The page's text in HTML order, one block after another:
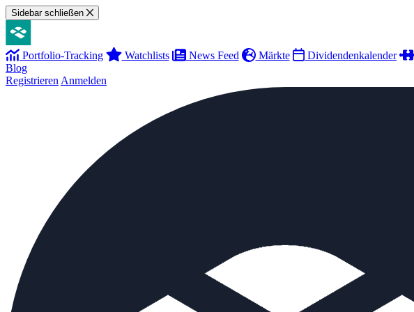
Sidebar schließen
Portfolio-Tracking Watchlists News Feed Märkte Dividendenkalender
Blog
Registrieren Anmelden